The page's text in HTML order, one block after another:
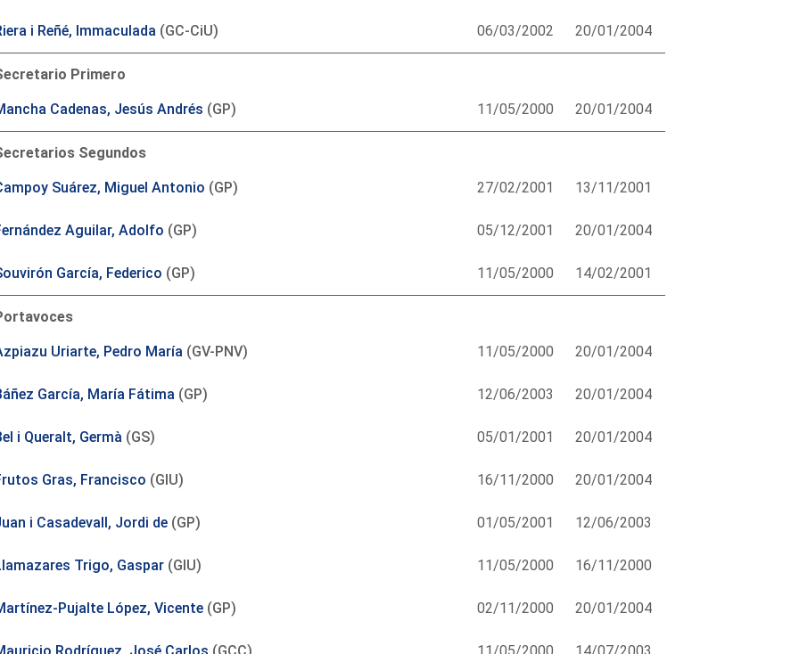
i Reñé, Immaculada (GC-CiU) 06/03/2002 20/01/2004
Primero
Cadenas, Jesús Andrés (GP) 11/05/2000 20/01/2004
Segundos
Suárez, Miguel Antonio (GP) 27/02/2001 13/11/2001
Aguilar, Adolfo (GP) 05/12/2001 20/01/2004
García, Federico (GP) 11/05/2000 14/02/2001
Uriarte, Pedro María (GV-PNV) 11/05/2000 20/01/2004
García, María Fátima (GP) 12/06/2003 20/01/2004
i Queralt, Germà (GS) 05/01/2001 20/01/2004
Gras, Francisco (GIU) 16/11/2000 20/01/2004
i Casadevall, Jordi de(GP) 01/05/2001 12/06/2003
Trigo, Gaspar(GIU) 11/05/2000 16/11/2000
Pujalte López, Vicente(GP) 02/11/2000 20/01/2004